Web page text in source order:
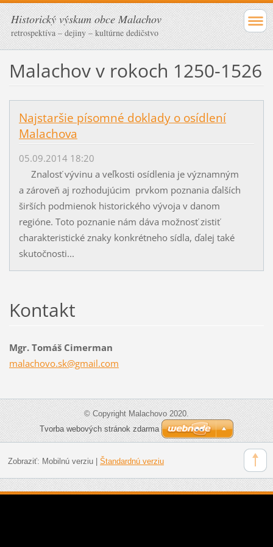
Historický výskum obce Malachov
retrospektíva – dejiny – kultúrne dedičstvo
Malachov v rokoch 1250-1526
Najstaršie písomné doklady o osídlení
Malachova
05.09.2014 18:20
Znalosť vývinu a veľkosti osídlenia je významným
a zároveň aj rozhodujúcim prvkom poznania ďalších
širších podmienok historického vývoja v danom
regióne. Toto poznanie nám dáva možnosť zistiť
charakteristické znaky konkrétneho sídla, ďalej také
skutočnosti...
Kontakt
Mgr. Tomáš Cimerman
malachovo.sk@gmail.com
© Copyright Malachovo 2020.
Tvorba webových stránok zdarma
Zobraziť: Mobilnú verziu| Štandardnú verziu